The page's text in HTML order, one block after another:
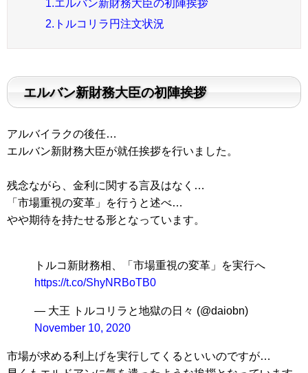
1.エルバン新財務大臣の初陣挨拶
2.トルコリラ円注文状況
エルバン新財務大臣の初陣挨拶
アルバイラクの後任…
エルバン新財務大臣が就任挨拶を行いました。
残念ながら、金利に関する言及はなく…
「市場重視の変革」を行うと述べ…
やや期待を持たせる形となっています。
トルコ新財務相、「市場重視の変革」を実行へ
https://t.co/ShyNRBoTB0
— 大王 トルコリラと地獄の日々 (@daiobn)
November 10, 2020
市場が求める利上げを実行してくるといいのですが…